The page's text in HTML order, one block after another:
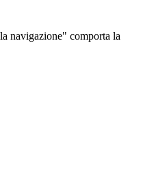
navigazione" comporta la